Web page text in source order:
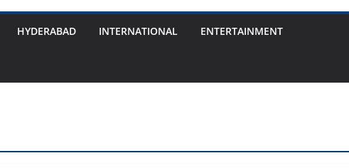
HYDERABAD INTERNATIONAL ENTERTAINMENT